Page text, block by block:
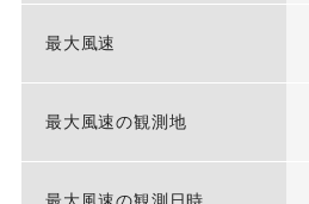
最大風速
最大風速の観測地